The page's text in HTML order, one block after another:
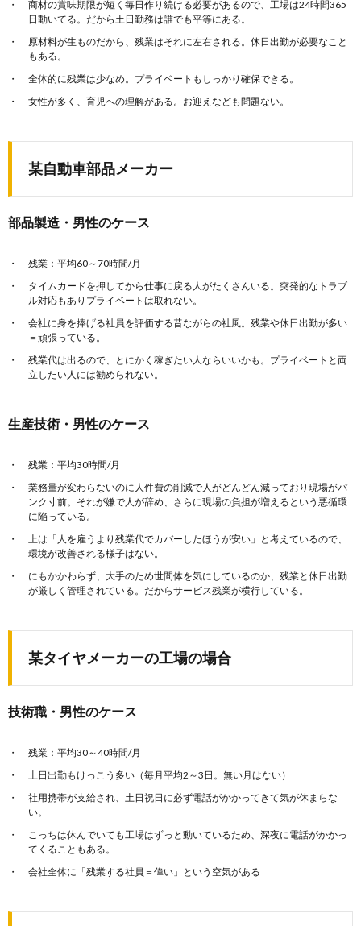
商材の賞味期限が短く毎日作り続ける必要があるので、工場は24時間365
日動いてる。だから土日勤務は誰でも平等にある。
原材料が生ものだから、残業はそれに左右される。休日出勤が必要なこと
もある。
全体的に残業は少なめ。プライベートもしっかり確保できる。
女性が多く、育児への理解がある。お迎えなども問題ない。
某自動車部品メーカー
部品製造・男性のケース
残業：平均60～70時間/月
タイムカードを押してから仕事に戻る人がたくさんいる。突発的なトラブ
ル対応もありプライベートは取れない。
会社に身を捧げる社員を評価する昔ながらの社風。残業や休日出勤が多い
＝頑張っている。
残業代は出るので、とにかく稼ぎたい人ならいいかも。プライベートと両
立したい人には勧められない。
生産技術・男性のケース
残業：平均30時間/月
業務量が変わらないのに人件費の削減で人がどんどん減っており現場がパ
ンク寸前。それが嫌で人が辞め、さらに現場の負担が増えるという悪循環
に陥っている。
上は「人を雇うより残業代でカバーしたほうが安い」と考えているので、
環境が改善される様子はない。
にもかかわらず、大手のため世間体を気にしているのか、残業と休日出勤
が厳しく管理されている。だからサービス残業が横行している。
某タイヤメーカーの工場の場合
技術職・男性のケース
残業：平均30～40時間/月
土日出勤もけっこう多い（毎月平均2～3日。無い月はない）
社用携帯が支給され、土日祝日に必ず電話がかかってきて気が休まらな
い。
こっちは休んでいても工場はずっと動いているため、深夜に電話がかかっ
てくることもある。
会社全体に「残業する社員＝偉い」という空気がある